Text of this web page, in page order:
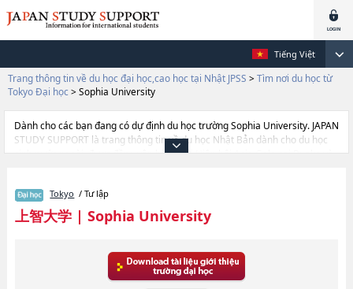
Tiếng Việt
Trang thông tin về du học đại học,cao học tại Nhật JPSS > Tìm nơi du học từ
Tokyo Đại học > Sophia University
Dành cho các bạn đang có dự định du học trường Sophia University. JAPAN
STUDY SUPPORT là trang thông tin về du học Nhật Bản dành cho du học
sinh nước ngoài, được đồng vận hành bởi Hiệp hội Asia Gakusei Bunka và
StudieshoặcNgành SPSF（Sophia Program for Sustainable Futures）
hoặcNgành TheologyhoặcNgành HumanitieshoặcNgành LawhoặcNgành
EconomicshoặcNgành Foreign StudieshoặcNgành Human Sciences của
bạn đang tìm hiểu thông tin du học liên quan tới Sophia University thì hãy
sử dụng trang web này.Ngoài ra còn có cả thông tin của khoảng 1.300
trường đại học, cao học, trường đại học ngắn hạn, trường chuyên môn
Tokyo / Tư lập
上智大学| Sophia University